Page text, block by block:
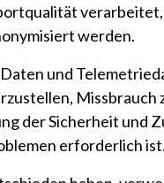
werden.
und
der Sicherheit und
erforderlich ist.